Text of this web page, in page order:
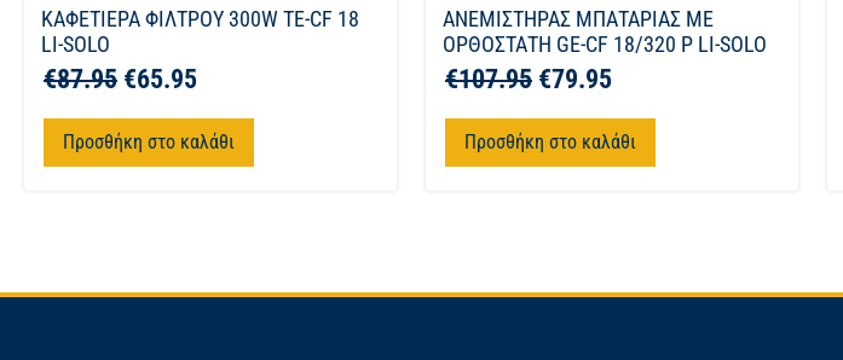
ΚΑΦΕΤΙΕΡΑ ΦΙΛΤΡΟΥ 300W TE-CF 18
LI-SOLO
€87.95 €65.95
Προσθήκη στο καλάθι
ΑΝΕΜΙΣΤΗΡΑΣ ΜΠΑΤΑΡΙΑΣ ΜΕ
ΟΡΘΟΣΤΑΤΗ GE-CF 18/320 P LI-SOLO
€107.95 €79.95
Προσθήκη στο καλάθι